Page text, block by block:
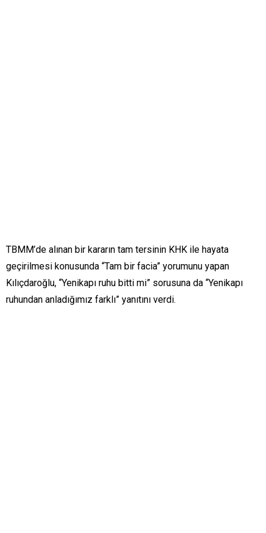
TBMM’de alınan bir kararın tam tersinin KHK ile hayata
geçirilmesi konusunda “Tam bir facia” yorumunu yapan
Kılıçdaroğlu, “Yenikapı ruhu bitti mi” sorusuna da “Yenikapı
ruhundan anladığımız farklı” yanıtını verdi.